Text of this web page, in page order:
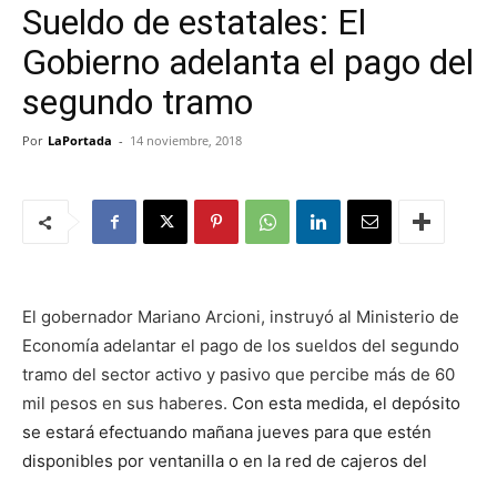
Sueldo de estatales: El
Gobierno adelanta el pago del
segundo tramo
Por LaPortada - 14 noviembre, 2018
El gobernador Mariano Arcioni, instruyó al Ministerio de
Economía adelantar el pago de los sueldos del segundo
tramo del sector activo y pasivo que percibe más de 60
mil pesos en sus haberes. Con esta medida, el depósito
se estará efectuando mañana jueves para que estén
disponibles por ventanilla o en la red de cajeros del